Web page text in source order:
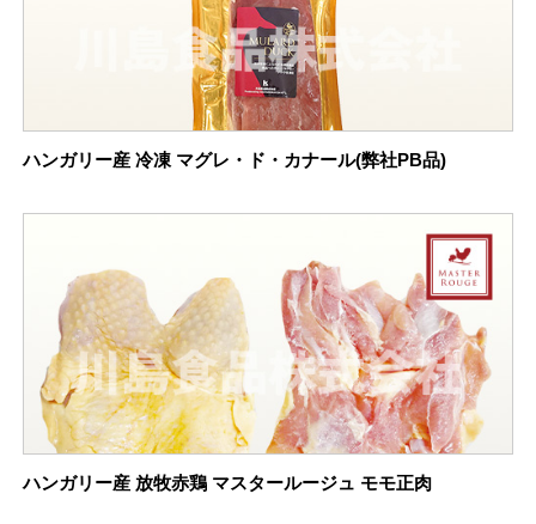
ハンガリー産 冷凍 マグレ・ド・カナール(弊社PB品)
ハンガリー産 放牧赤鶏 マスタールージュ モモ正肉